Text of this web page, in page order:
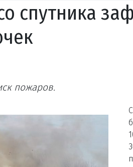
спутника
пожаров.